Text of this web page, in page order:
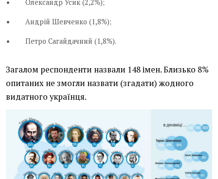
Олександр Усик (2,2%);
Андрій Шевченко (1,8%);
Петро Сагайдачний (1,8%).
Загалом респонденти назвали 148 імен. Близько 8%
опитаних не змогли назвати (згадати) жодного
видатного українця.